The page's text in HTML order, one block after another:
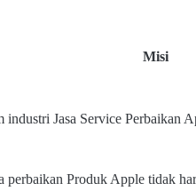
Misi
Jasa Service Perbaikan
perbaikan Produk Apple tidak